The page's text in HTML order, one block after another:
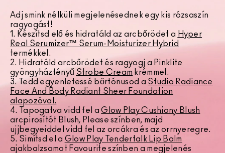
Adj smink nélküli megjelenésednek egy kis rózsaszín
ragyogást!
1. Készítsd elő és hidratáld az arcbőrödet a Hyper
Real Serumizer™ Serum-Moisturizer Hybrid
termékkel.
2. Hidratáld arcbőrödet és ragyogj a Pinklite
gyöngyházfényű Strobe Cream krémmel.
3. Tedd egyenletessé bőrtónusod a Studio Radiance
Face And Body Radiant Sheer Foundation
alapozóval.
4. Tapogatva vidd fel aGlow Play Cushiony Blush
arcpirosítót Blush, Please színben, majd
ujjbegyeiddel vidd fel az orcákra és az orrnyeregre.
5. Simítsd el a Glow Play Tendertalk Lip Balm
ajakbalzsamot Favourite színben a megjelenés